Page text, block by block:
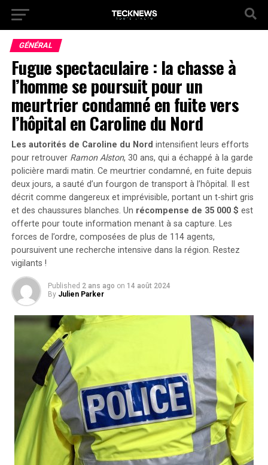
GÉNÉRAL
Fugue spectaculaire : la chasse à
l’homme se poursuit pour un
meurtrier condamné en fuite vers
l’hôpital en Caroline du Nord
Les autorités de Caroline du Nord intensifient leurs efforts
pour retrouver Ramon Alston, 30 ans, qui a échappé à la garde
policière mardi matin. Ce meurtrier condamné, en fuite depuis
deux jours, a sauté d’un fourgon de transport à l’hôpital.
Il est
décrit comme dangereux et imprévisible, portant un t-shirt gris
et des chaussures blanches. Un récompense de 35 000 $ est
offerte pour toute information menant à sa capture. Les
forces de l’ordre, composées de plus de 114 agents,
poursuivent une recherche intensive dans la région. Restez
vigilants !
Published 2 ans ago on 14 août 2024
By Julien Parker